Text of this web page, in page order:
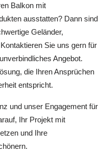
Balkon mit
ausstatten? Dann sind
Geländer,
Sie uns gern für
Angebot.
die Ihren Ansprüchen
entspricht.
und unser Engagement für
Ihr Projekt mit
und Ihre